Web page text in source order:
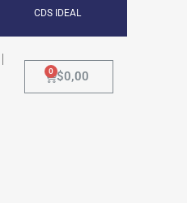
CDS IDEAL
$0,00